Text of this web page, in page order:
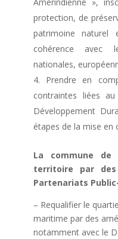
protection, de
patrimoine naturel
cohérence avec
nationales,
Prendre en
contraintes liées
Développement
étapes de la mise
La commune de
territoire par
Partenariats
– Requalifier le
maritime par des
notamment avec le